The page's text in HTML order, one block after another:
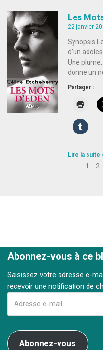
Les
22 janvier
Synopsis
d’un
Une
donne un
Partager :
Lire la suite
1 2
Abonnez-vous à ce
Saisissez votre adresse e-
recevoir une notification de
Abonnez-vous